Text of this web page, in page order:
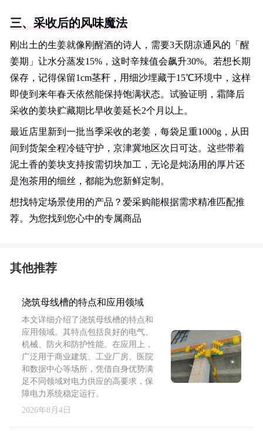
三、采收后的风味魔法
刚出土的生姜就像刚醒酒的诗人，需要3天阴凉通风的「醒
姜期」让水分蒸发15%，这时辛辣值会飙升30%。若想长期
保存，记得保留1cm茎秆，用细沙埋藏于15℃环境中，这样
即使到来年春天依然能保持饱满状态。试验证明，霜降后
采收的姜块贮藏期比早收姜延长2个月以上。
最近店里新到一批当季采收的老姜，每袋足重1000g，从田
间到货架全程冷链守护，京津冀地区次日可达。这些带着
泥土香的姜块支持按需切块加工，无论是炖汤用的厚片还
是泡茶用的细丝，都能为您新鲜定制。
想找特定场景使用的产品？爱采购能根据需求精准匹配推
荐。为您找到您心中的专属商品
其他推荐
浇筑母线槽的特点和应用领域
本文详细介绍了浇筑母线槽的特点和
应用领域。其特点包括良好的电气、
机械、防火和防护性能。在应用上，
广泛用于商业建筑、工业厂房、医院
和数据中心等场所，凭借自身优势满
足不同领域对电力供应的高要求，保
障电力系统稳定运行。
2026年8月4日